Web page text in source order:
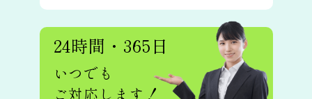
24時間・365日
いつでも
ご対応します！